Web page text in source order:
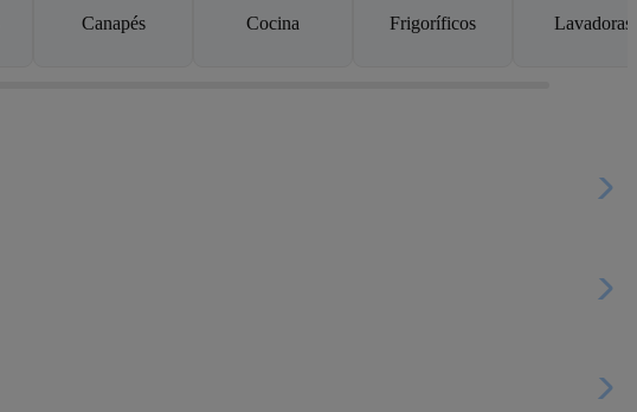
Canapés Cocina Frigoríficos Lavadoras